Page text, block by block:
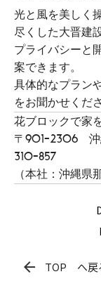
光と風を美しく
尽くした大晋建
プライバシーと
案できます。
具体的なプラン
をお聞かせくだ
花ブロックで家
〒901-2306 沖
310-857
（本社：沖縄県
arrow_back TOP へ戻